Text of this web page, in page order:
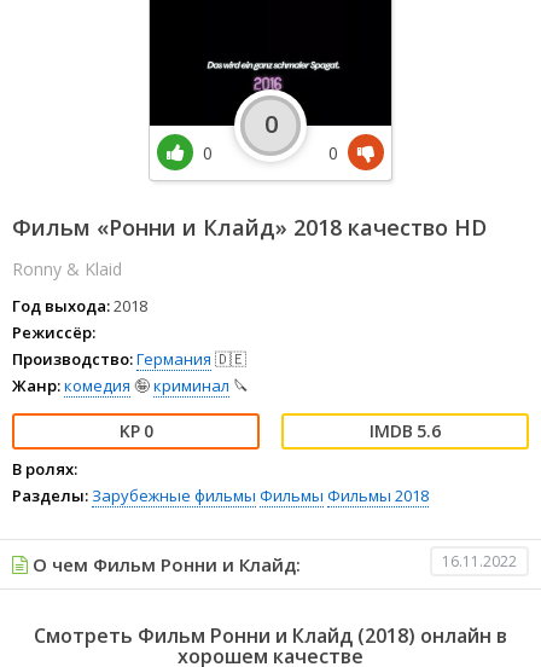
Фильм «Ронни и Клайд» 2018 качество HD
Ronny & Klaid
Год выхода:2018
Режиссёр:
Производство:Германия 🇩🇪
Жанр:комедия 🤪криминал 🔪
0 5.6
В ролях:
Разделы: Зарубежные фильмы Фильмы Фильмы 2018
0
0
0
О чем Фильм Ронни и Клайд: 16.11.2022
Смотреть Фильм Ронни и Клайд (2018) онлайн в
хорошем качестве